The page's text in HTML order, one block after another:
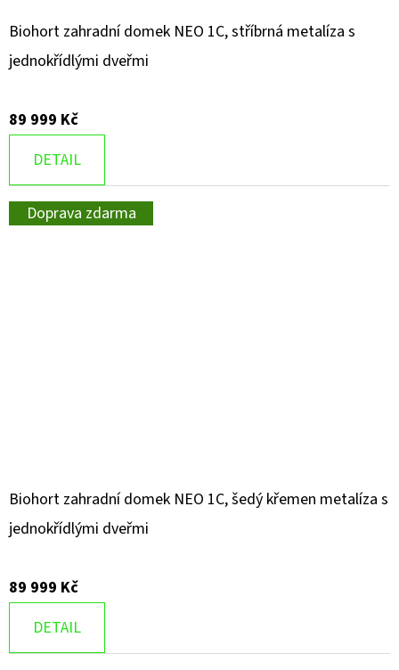
Biohort zahradní domek NEO 1C, stříbrná metalíza s
jednokřídlými dveřmi
89 999 Kč
DETAIL
Doprava zdarma
Biohort zahradní domek NEO 1C, šedý křemen metalíza s
jednokřídlými dveřmi
89 999 Kč
DETAIL